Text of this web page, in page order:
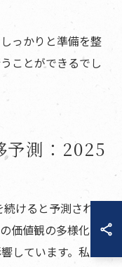
っかりと準備を整
ことができるでし
予測：2025
けると予測されま
価値観の多様化、
しています。私自